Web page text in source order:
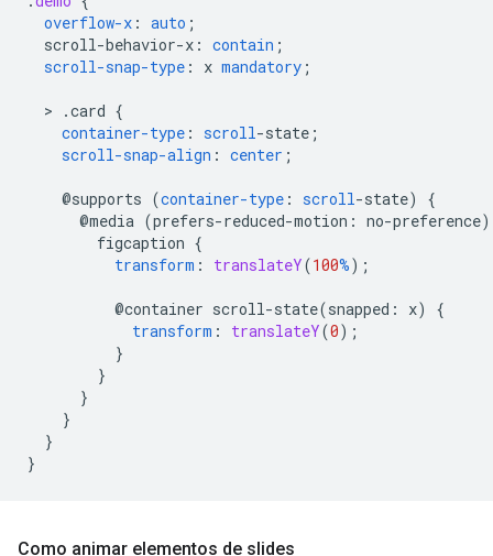
overflow-x : auto ;
scroll-behavior-x : contain ;
scroll-snap-type : x mandatory ;
  >
.card {
container-type : scroll-state ;
scroll-snap-align : center ;
@supports (container-type : scroll-state)
{
@media (prefers-reduced-motion : no-preference)
figcaption {
transform : translateY(100%);
@container scroll-state(snapped : x)
{
transform : translateY(0);
}
}
}
}
}
}
Como animar elementos de slides